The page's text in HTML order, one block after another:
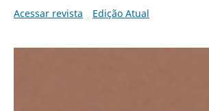
Acessar revista
Edição Atual